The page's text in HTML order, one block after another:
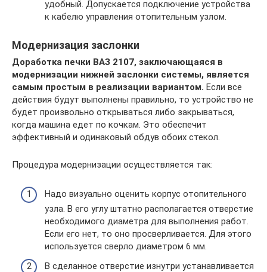
удобный. Допускается подключение устройства
к кабелю управления отопительным узлом.
Модернизация заслонки
Доработка печки ВАЗ 2107, заключающаяся в
модернизации нижней заслонки системы, является
самым простым в реализации вариантом. Если все
действия будут выполнены правильно, то устройство не
будет произвольно открываться либо закрываться,
когда машина едет по кочкам. Это обеспечит
эффективный и одинаковый обдув обоих стекол.
Процедура модернизации осуществляется так:
Надо визуально оценить корпус отопительного
узла. В его углу штатно располагается отверстие
необходимого диаметра для выполнения работ.
Если его нет, то оно просверливается. Для этого
используется сверло диаметром 6 мм.
В сделанное отверстие изнутри устанавливается